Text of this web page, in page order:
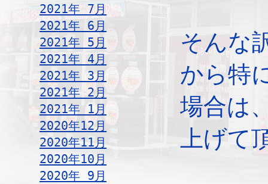
2021年 7月
2021年 6月
2021年 5月
2021年 4月
2021年 3月
2021年 2月
2021年 1月
2020年12月
2020年11月
2020年10月
2020年 9月
そんな
から特
場合は
上げて